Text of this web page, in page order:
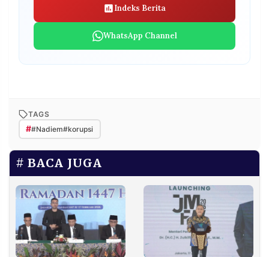
Indeks Berita
WhatsApp Channel
TAGS
##Nadiem#korupsi
BACA JUGA